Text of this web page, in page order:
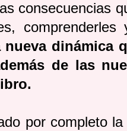
consecuencias
nueva dinámica
de las
por completo la